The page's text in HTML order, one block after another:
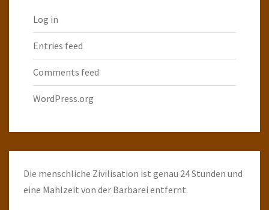
Log in
Entries feed
Comments feed
WordPress.org
Die menschliche Zivilisation ist genau 24 Stunden und
eine Mahlzeit von der Barbarei entfernt.